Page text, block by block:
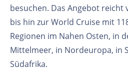
besuchen. Das Angebot
bis hin zur World Cruise mit
Regionen im Nahen Osten, in
Mittelmeer, in Nordeuropa, in
Südafrika.